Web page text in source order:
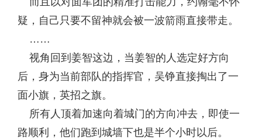
疑，自己只要不留神就会被一波箭雨直接带走。
……
视角回到姜智这边，当姜智的人选定好方向
后，身为当前部队的指挥官，吴铮直接掏出了一
面小旗，英招之旗。
所有人顶着加速向着城门的方向冲去，即使一
路顺利，他们跑到城墙下也是半个小时以后。